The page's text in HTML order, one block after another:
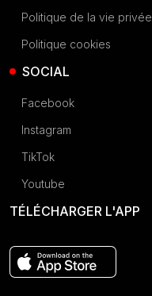
Politique de la vie privée
Politique cookies
SOCIAL
Facebook
Instagram
TikTok
Youtube
TÉLÉCHARGER L'APP